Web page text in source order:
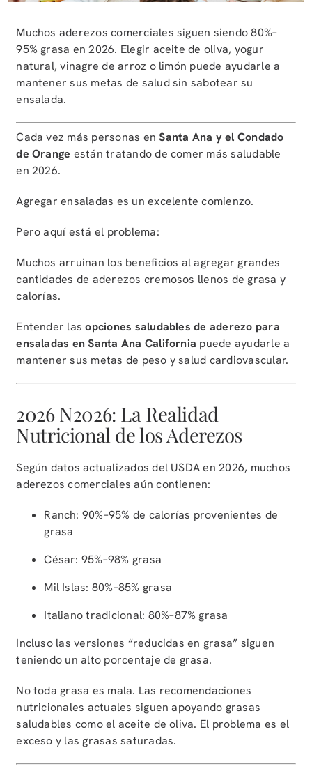
Muchos aderezos comerciales siguen siendo 80%–
95% grasa en 2026. Elegir aceite de oliva, yogur
natural, vinagre de arroz o limón puede ayudarle a
mantener sus metas de salud sin sabotear su
ensalada.
Cada vez más personas enSanta Ana y el Condado
de Orange están tratando de comer más saludable
en 2026.
Agregar ensaladas es un excelente comienzo.
Pero aquí está el problema:
Muchos arruinan los beneficios al agregar grandes
cantidades de aderezos cremosos llenos de grasa y
calorías.
Entender lasopciones saludables de aderezo para
ensaladas en Santa Ana California puede ayudarle a
mantener sus metas de peso y salud cardiovascular.
2026 N2026: La Realidad
Nutricional de los Aderezos
Según datos actualizados del USDA en 2026, muchos
aderezos comerciales aún contienen:
Ranch: 90%–95% de calorías provenientes de
grasa
César: 95%–98% grasa
Mil Islas: 80%–85% grasa
Italiano tradicional: 80%–87% grasa
Incluso las versiones “reducidas en grasa” siguen
teniendo un alto porcentaje de grasa.
No toda grasa es mala. Las recomendaciones
nutricionales actuales siguen apoyando grasas
saludables como el aceite de oliva. El problema es el
exceso y las grasas saturadas.